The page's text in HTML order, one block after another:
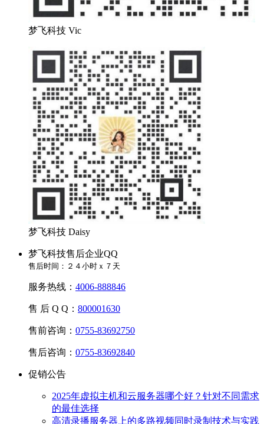
梦飞科技 Vic
梦飞科技 Daisy
梦飞科技售后企业QQ
售后时间：２４小时ｘ７天
服务热线： 4006-888846
售 后 Q Q： 800001630
售前咨询： 0755-83692750
售后咨询： 0755-83692840
促销公告
2025年虚拟主机和云服务器哪个好？针对不同需求
的最佳选择
高清录播服务器上的多路视频同时录制技术与实践